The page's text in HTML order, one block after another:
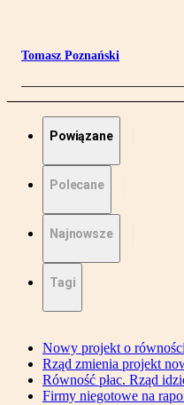
Tomasz Poznański
Powiązane
Polecane
Najnowsze
Tagi
Nowy projekt o
Rząd zmienia projekt
Równość płac. Rząd
Firmy niegotowe na